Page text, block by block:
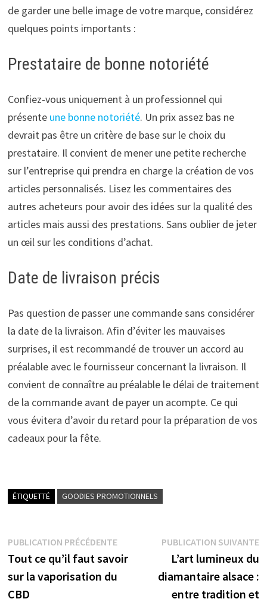
de garder une belle image de votre marque, considérez
quelques points importants :
Prestataire de bonne notoriété
Confiez-vous uniquement à un professionnel qui
présente une bonne notoriété. Un prix assez bas ne
devrait pas être un critère de base sur le choix du
prestataire. Il convient de mener une petite recherche
sur l’entreprise qui prendra en charge la création de vos
articles personnalisés. Lisez les commentaires des
autres acheteurs pour avoir des idées sur la qualité des
articles mais aussi des prestations. Sans oublier de jeter
un œil sur les conditions d’achat.
Date de livraison précis
Pas question de passer une commande sans considérer
la date de la livraison. Afin d’éviter les mauvaises
surprises, il est recommandé de trouver un accord au
préalable avec le fournisseur concernant la livraison. Il
convient de connaître au préalable le délai de traitement
de la commande avant de payer un acompte. Ce qui
vous évitera d’avoir du retard pour la préparation de vos
cadeaux pour la fête.
ÉTIQUETTÉ GOODIES PROMOTIONNELS
Navigation
de
l’article
PUBLICATION PRÉCÉDENTEPublication
précédente :
Tout ce qu’il faut savoir
sur la vaporisation du
CBD
PUBLICATION SUIVANTE
L’art lumineux du
diamantaire alsace :
entre tradition et